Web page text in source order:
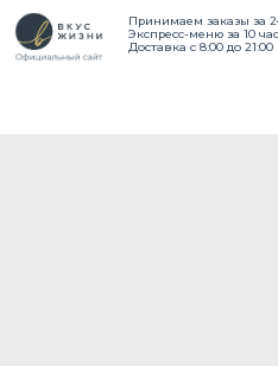
Принимаем заказы за 24 часа
Экспресс-меню за 10 часов
Доставка с 8:00 до 21:00